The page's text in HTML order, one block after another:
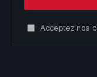
Acceptez nos